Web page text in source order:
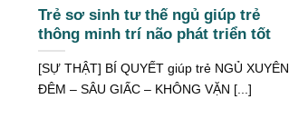
Trẻ sơ sinh tư thế ngủ giúp trẻ
thông minh trí não phát triển tốt
[SỰ THẬT] BÍ QUYẾT giúp trẻ NGỦ XUYÊN
ĐÊM – SÂU GIẤC – KHÔNG VẶN [...]